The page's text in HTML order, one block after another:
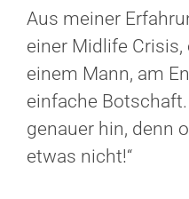
Aus meiner
einer Midlife Crisis,
einem Mann, am
einfache
genauer hin, denn
etwas nicht!“